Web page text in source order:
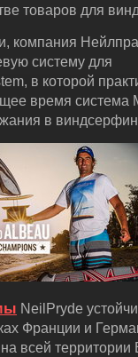
товаров для
компания
систему для
в которой
время система
в
NeilPryde
Франции и
всей территории